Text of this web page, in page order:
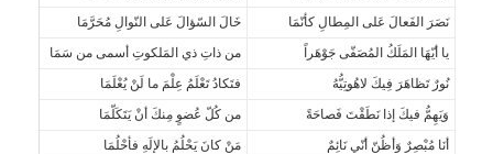
نَصَرَ الفَعالَ عَلى المِطالِ كأنّمَا
خَالَ السّؤالَ عَلى النّوالِ مُحَرَّمَا
يا أيّهَا المَلَكُ المُصَفّى جَوْهَراً
من ذاتِ ذي المَلكوتِ أسمى من سَمَا
نُورٌ تَظاهَرَ فِيكَ لاهُوتِيُّهُ
فتَكادُ تَعْلَمُ عِلْمَ ما لَنْ يُعْلَمَا
وَيَهِمُّ فيكَ إذا نَطَقْتَ فَصاحَةً
من كُلّ عُضوٍ مِنكَ أنْ يَتَكَلّمَا
أنَا مُبْصِرٌ وَأظُنّ أنّي نَائِمٌ
مَنْ كانَ يَحْلُمُ بالإلَهِ فأحْلُمَا